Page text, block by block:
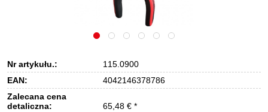
Nr artykułu.:
115.0900
EAN:
4042146378786
Zalecana cena
detaliczna:
65,48 € *